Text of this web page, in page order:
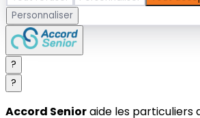
Personnaliser
?
?
Accord Senioraide les particuliers